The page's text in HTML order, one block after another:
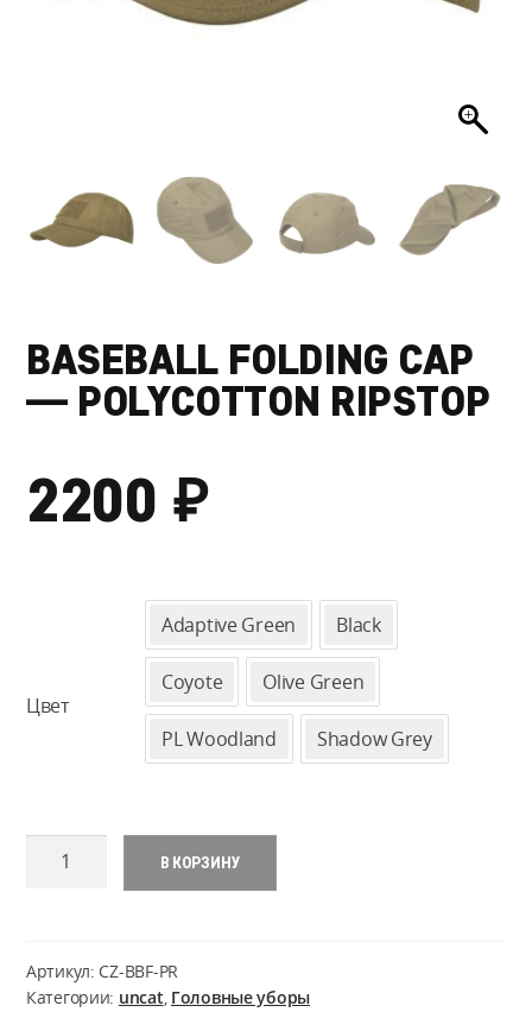
BASEBALL FOLDING CAP
— POLYCOTTON RIPSTOP
2200 ₽
Цвет
Adaptive Green Black
Coyote Olive Green
PL Woodland Shadow Grey
Количество
Cap
-
В КОРЗИНУ
Артикул: CZ-BBF-PR
Категории: uncat Головные уборы